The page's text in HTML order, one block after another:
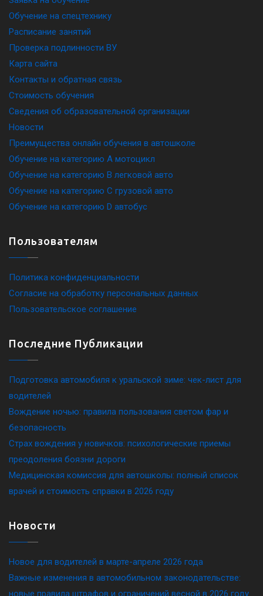
Обучение на спецтехнику
Расписание занятий
Проверка подлинности ВУ
Карта сайта
Контакты и обратная связь
Стоимость обучения
Сведения об образовательной организации
Новости
Преимущества онлайн обучения в автошколе
Обучение на категорию A мотоцикл
Обучение на категорию B легковой авто
Обучение на категорию C грузовой авто
Обучение на категорию D автобус
Пользователям
Политика конфиденциальности
Согласие на обработку персональных данных
Пользовательское соглашение
Последние Публикации
Подготовка автомобиля к уральской зиме: чек-лист для
водителей
Вождение ночью: правила пользования светом фар и
безопасность
Страх вождения у новичков: психологические приемы
преодоления боязни дороги
Медицинская комиссия для автошколы: полный список
врачей и стоимость справки в 2026 году
Новости
Новое для водителей в марте-апреле 2026 года
Важные изменения в автомобильном законодательстве:
новые правила штрафов и ограничений весной в 2026 году